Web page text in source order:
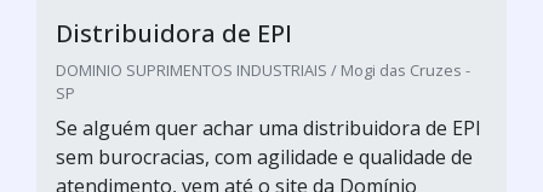
Distribuidora de EPI
DOMINIO SUPRIMENTOS INDUSTRIAIS / Mogi das Cruzes -
SP
Se alguém quer achar uma distribuidora de EPI
sem burocracias, com agilidade e qualidade de
atendimento, vem até o site da Domínio